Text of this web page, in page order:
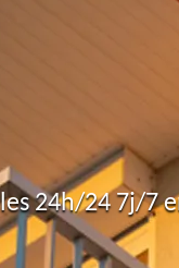
24h/24 7j/7